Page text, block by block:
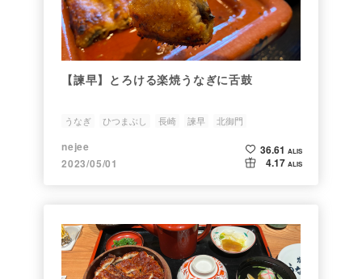
【諫早】とろける楽焼うなぎに舌鼓
うなぎ ひつまぶし 長崎 諫早 北御門
nejee
2023/05/01
36.61 ALIS
4.17 ALIS